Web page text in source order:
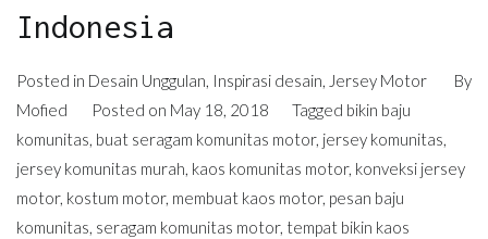
Indonesia
Posted in Desain Unggulan, Inspirasi desain, Jersey Motor
By
Mofied
Posted on May 18, 2018 Tagged bikin baju
komunitas, buat seragam komunitas motor, jersey komunitas,
jersey komunitas murah, kaos komunitas motor, konveksi jersey
motor, kostum motor, membuat kaos motor, pesan baju
komunitas, seragam komunitas motor, tempat bikin kaos